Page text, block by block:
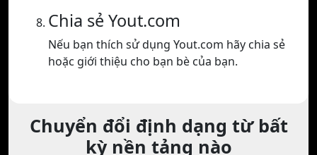
Chia sẻ Yout.com
Nếu bạn thích sử dụng Yout.com hãy chia sẻ
hoặc giới thiệu cho bạn bè của bạn.
Chuyển đổi định dạng từ bất
kỳ nền tảng nào